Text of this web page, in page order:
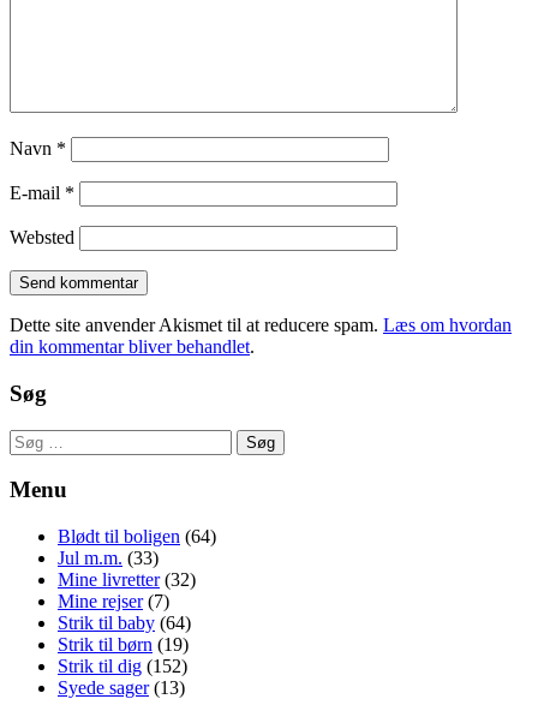
Navn *
E-mail *
Websted
Dette site anvender Akismet til at reducere spam. Læs om hvordan
din kommentar bliver behandlet.
Søg
Søg
efter:
Menu
Blødt til boligen (64)
Jul m.m. (33)
Mine livretter(32)
Mine rejser(7)
Strik til baby (64)
Strik til børn (19)
Strik til dig (152)
Syede sager(13)